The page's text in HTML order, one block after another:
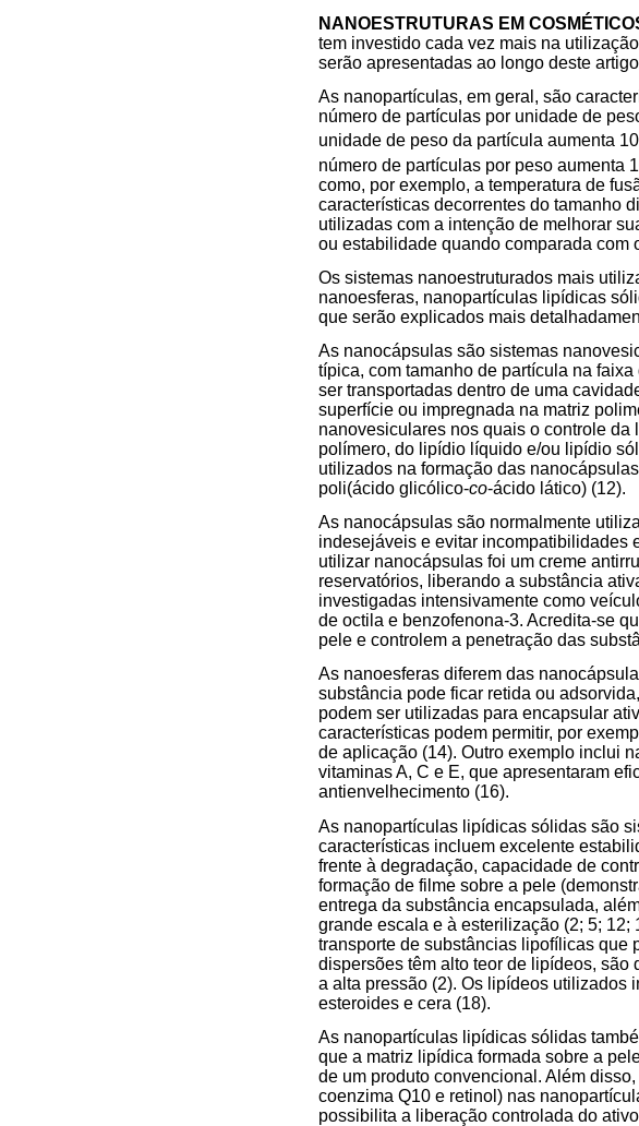
NANOESTRUTURAS EM
tem investido cada vez mais na
serão apresentadas ao longo deste
As nanopartículas, em geral, são
número de partículas por unidade de
unidade de peso da partícula aumenta 10
número de partículas por peso aumenta
como, por exemplo, a temperatura de
características decorrentes do tamanho
utilizadas com a intenção de melhorar
ou estabilidade quando comparada com
Os sistemas nanoestruturados mais
nanoesferas, nanopartículas lipídicas
que serão explicados mais
As nanocápsulas são sistemas
típica, com tamanho de partícula na
ser transportadas dentro de uma
superfície ou impregnada na matriz
nanovesiculares nos quais o controle
polímero, do lipídio líquido e/ou lipídio
utilizados na formação das
poli(ácido glicólico-co-ácido lático) (12).
As nanocápsulas são normalmente
indesejáveis e evitar incompatibilidades
utilizar nanocápsulas foi um creme
reservatórios, liberando a substância
investigadas intensivamente como
de octila e benzofenona-3. Acredita-se
pele e controlem a penetração das
As nanoesferas diferem das
substância pode ficar retida ou
podem ser utilizadas para encapsular
características podem permitir, por
de aplicação (14). Outro exemplo inclui
vitaminas A, C e E, que apresentaram
antienvelhecimento (16).
As nanopartículas lipídicas sólidas são
características incluem excelente
frente à degradação, capacidade de
formação de filme sobre a pele
entrega da substância encapsulada,
grande escala e à esterilização (2; 5;
transporte de substâncias lipofílicas que
dispersões têm alto teor de lipídeos,
a alta pressão (2). Os lipídeos utilizados
esteroides e cera (18).
As nanopartículas lipídicas sólidas
que a matriz lipídica formada sobre a
de um produto convencional. Além
coenzima Q10 e retinol) nas
possibilita a liberação controlada do